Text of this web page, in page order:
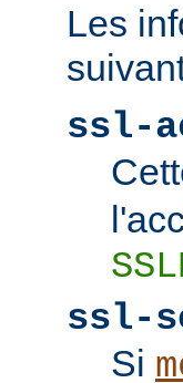
Les
ssl-
ssl-
Si